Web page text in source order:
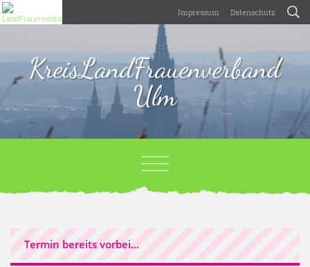
Impressum Datenschutz
KreisLandFrauenverband
Ulm
Termin bereits vorbei...